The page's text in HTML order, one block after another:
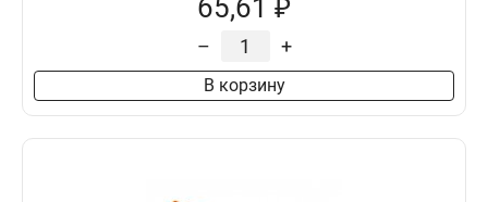
65,61 ₽
– +
В корзину